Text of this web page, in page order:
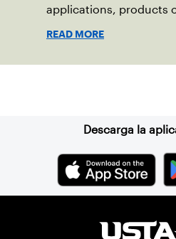
applications, products
READ MORE
Descarga la